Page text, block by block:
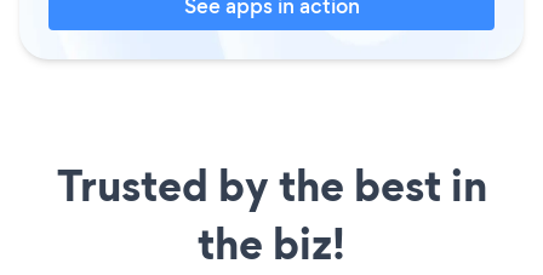
Trusted by the best in
the biz!